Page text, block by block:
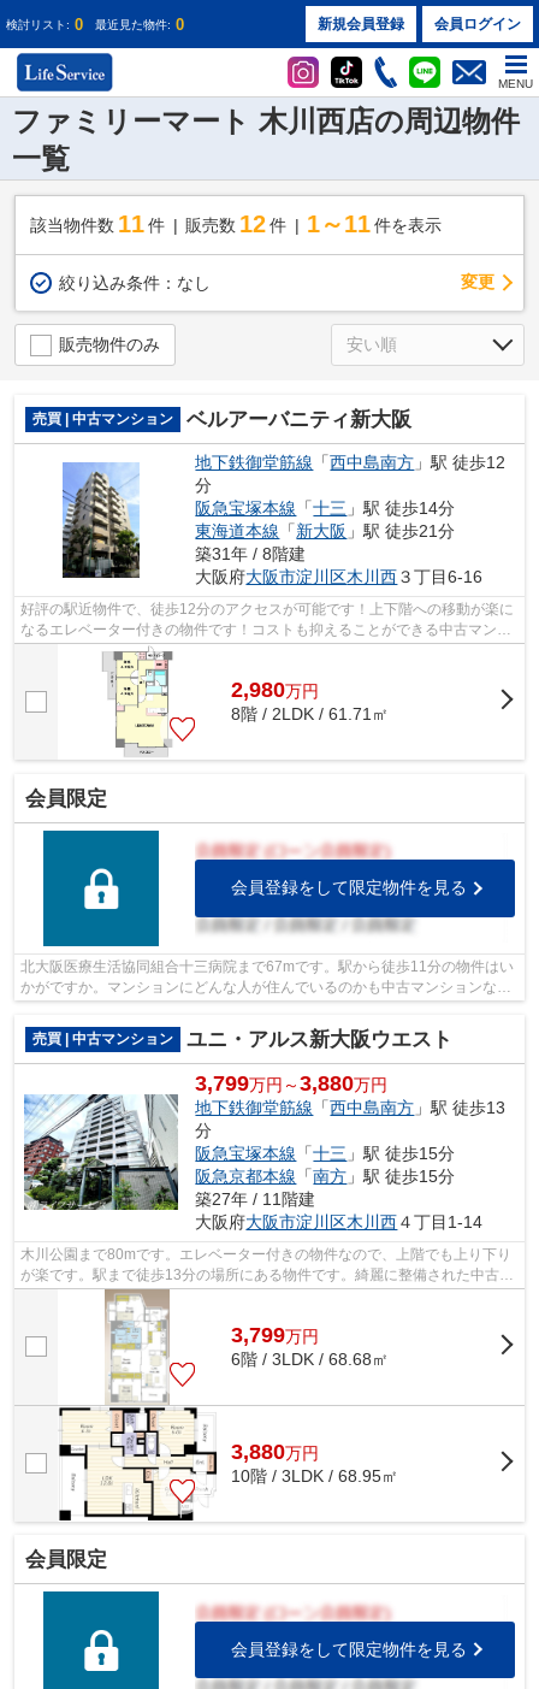
検討リスト: 0 最近見た物件: 0 新規会員登録 会員ログイン
MENU
ファミリーマート 木川西店の周辺物件
一覧
該当物件数 11件 販売数 12 件 1～11 件を表示
絞り込み条件： なし 変更
販売物件のみ
売買 | 中古マンション ベルアーバニティ新大阪
地下鉄御堂筋線 「西中島南方 」駅 徒歩12
分
阪急宝塚本線 「十三 」駅 徒歩14分
東海道本線 「新大阪 」駅 徒歩21分
築31年 / 8階建
大阪府大阪市淀川区木川西３丁目6-16
好評の駅近物件で、徒歩12分のアクセスが可能です！上下階への移動が楽に
なるエレベーター付きの物件です！コストも抑えることができる中古マンシ
ョンはオススメです！ライフサービス...
2,980万円
8階 / 2LDK / 61.71㎡
会員限定
会員登録をして限定物件を見る
北大阪医療生活協同組合十三病院まで67mです。駅から徒歩11分の物件はい
かがですか。マンションにどんな人が住んでいるのかも中古マンションなら
事前に知れます。エレベーター付きの物...
売買 | 中古マンション
ユニ・アルス新大阪ウエスト
3,799万円～3,880万円
地下鉄御堂筋線 「西中島南方 」駅 徒歩13
分
阪急宝塚本線 「十三 」駅 徒歩15分
阪急京都本線 「南方 」駅 徒歩15分
築27年 / 11階建
大阪府大阪市淀川区木川西４丁目1-14
木川公園まで80mです。エレベーター付きの物件なので、上階でも上り下り
が楽です。駅まで徒歩13分の場所にある物件です。綺麗に整備された中古マ
ンションで清潔感を感じます。大阪市淀...
3,799万円
6階 / 3LDK / 68.68㎡
3,880万円
10階 / 3LDK / 68.95㎡
会員限定
会員登録をして限定物件を見る